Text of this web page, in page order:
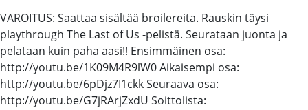
VAROITUS: Saattaa sisältää broilereita. Rauskin täysi
playthrough The Last of Us -pelistä. Seurataan juonta ja
pelataan kuin paha aasi!! Ensimmäinen osa:
http://youtu.be/1K09M4R9lW0 Aikaisempi osa:
http://youtu.be/6pDjz7I1ckk Seuraava osa:
http://youtu.be/G7jRArjZxdU Soittolista: